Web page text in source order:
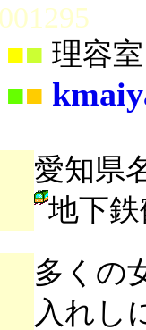
■ 理容室
■■
愛知県
地下
多くの
入れし